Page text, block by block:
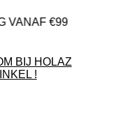
VANAF €99
BIJ HOLAZ
!